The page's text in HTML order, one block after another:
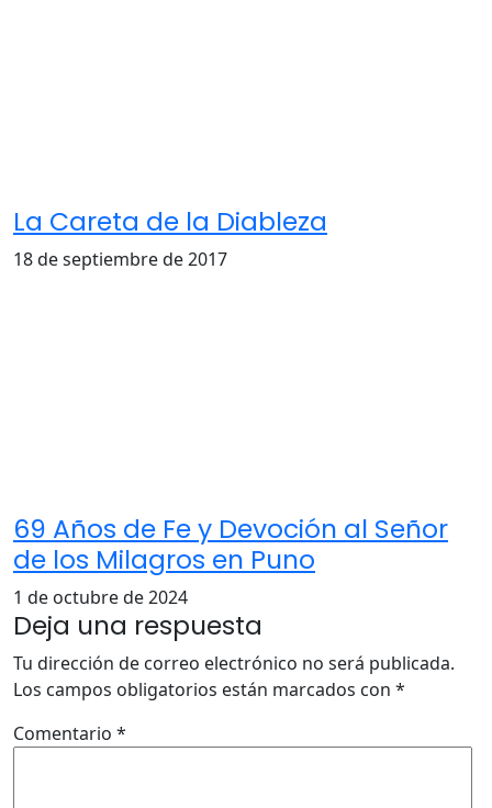
La Careta de la Diableza
18 de septiembre de 2017
69 Años de Fe y Devoción al Señor
de los Milagros en Puno
1 de octubre de 2024
Deja una respuesta
Tu dirección de correo electrónico no será publicada.
Los campos obligatorios están marcados con *
Comentario *